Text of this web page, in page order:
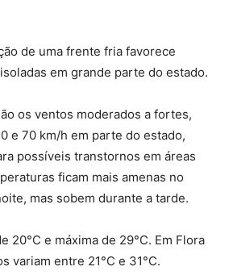
de uma frente fria favorece
em grande parte do estado.
os ventos moderados a fortes,
e 70 km/h em parte do estado,
possíveis transtornos em áreas
ficam mais amenas no
mas sobem durante a tarde.
20°C e máxima de 29°C. Em Flora
variam entre 21°C e 31°C.